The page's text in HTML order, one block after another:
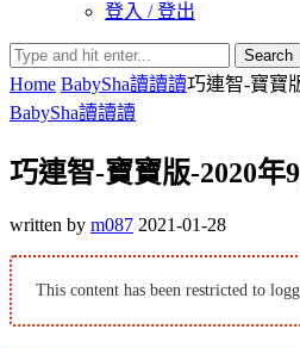
登入 / 登出
Search
Home BabySha讀讀讀巧連智-寶寶
BabySha讀讀讀
巧連智-寶寶版-2020年
written by m087 2021-01-28
This content has been restricted to